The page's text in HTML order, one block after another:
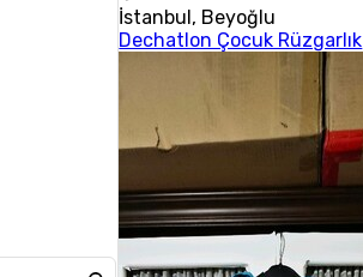
İstanbul, Beyoğlu
Dechatlon Çocuk Rüzgarlık